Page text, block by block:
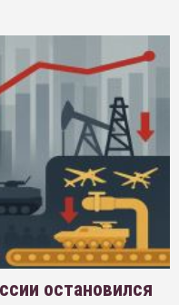
остановился